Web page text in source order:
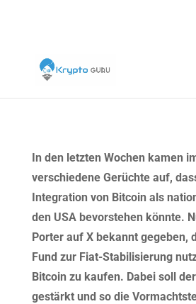
In den letzten Wochen kamen
verschiedene Gerüchte auf,
Integration von Bitcoin als
den USA bevorstehen könnte.
Porter auf X bekannt gegeben,
Fund zur Fiat-Stabilisierung
Bitcoin zu kaufen. Dabei soll
gestärkt und so die